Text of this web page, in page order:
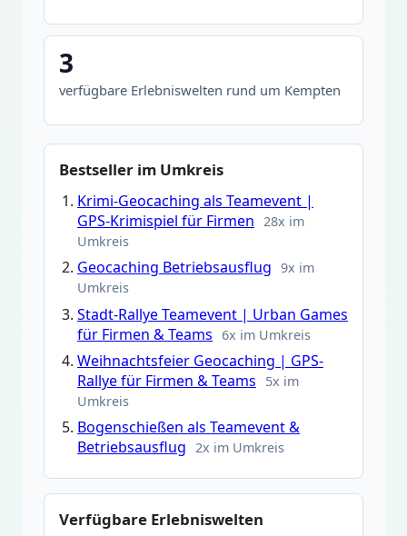
3
verfügbare Erlebniswelten rund um Kempten
Bestseller im Umkreis
Krimi-Geocaching als Teamevent |
GPS-Krimispiel für Firmen 28x im
Umkreis
Geocaching Betriebsausflug 9x im
Umkreis
Stadt-Rallye Teamevent | Urban Games
für Firmen & Teams 6x im Umkreis
Weihnachtsfeier Geocaching | GPS-
Rallye für Firmen & Teams
5x im
Umkreis
Bogenschießen als Teamevent &
Betriebsausflug 2x im Umkreis
Verfügbare Erlebniswelten